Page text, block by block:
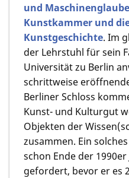
und
Kunstkammer und
Kunstgeschichte. Im
der Lehrstuhl für sein
Universität zu Berlin
schrittweise
Berliner Schloss
Kunst- und Kulturgut
Objekten der
zusammen. Ein
schon Ende der
gefordert, bevor er es